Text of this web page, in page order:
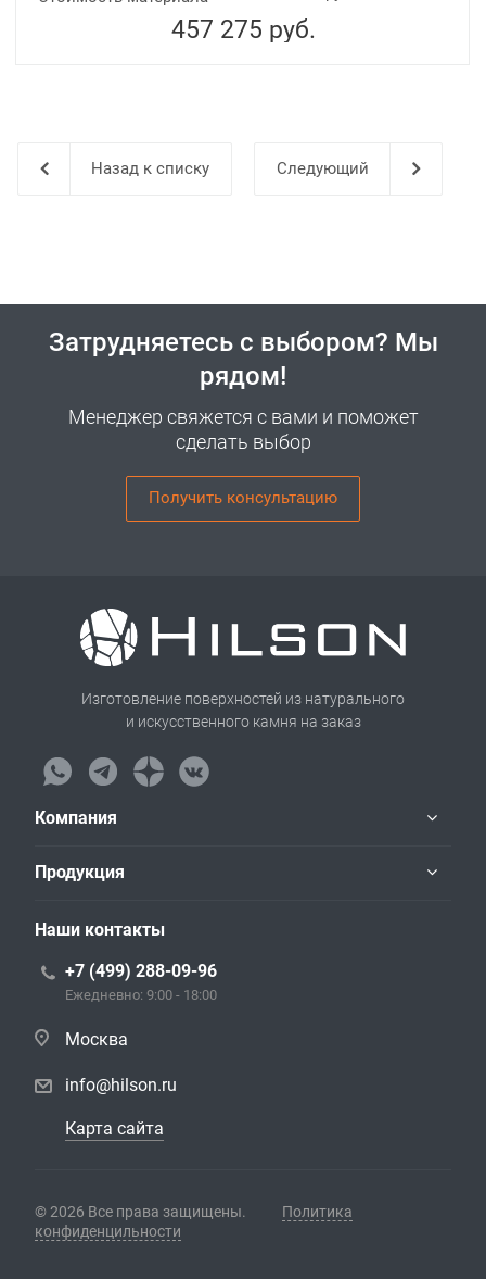
457 275 руб.
Назад к списку
Затрудняетесь с выбором? Мы
рядом!
Менеджер свяжется с вами и поможет
сделать выбор
Получить консультацию
Изготовление поверхностей из натурального
и искусственного камня на заказ
Компания
Продукция
Наши контакты
+7 (499) 288-09-96
Ежедневно: 9:00 - 18:00
Москва
info@hilson.ru
Карта сайта
© 2026 Все права защищены.
Политика
конфиденцильности